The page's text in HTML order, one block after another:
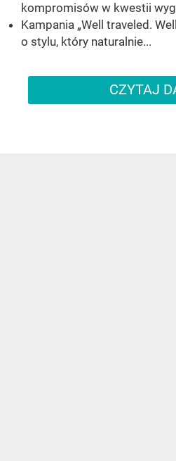
kompromisów w kwestii
Kampania „Well traveled.
o stylu, który naturalnie...
CZYTAJ